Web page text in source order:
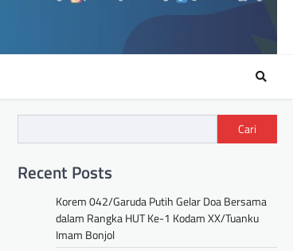
Cari
Recent Posts
Korem 042/Garuda Putih Gelar Doa Bersama
dalam Rangka HUT Ke-1 Kodam XX/Tuanku
Imam Bonjol